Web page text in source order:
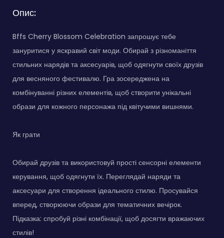
Опис:
Bffs Cherry Blossom Celebration запрошує тебе
зануритися у яскравий світ моди. Обирай з різноманіття
стильних нарядів та аксесуарів, щоб одягнути своїх друзів
для весняного фестивалю. Гра зосереджена на
комбінуванні різних елементів, щоб створити унікальні
образи для кожного персонажа під квітучими вишнями.
Як грати
Обирай друзів та використовуй прості сенсорні елементи
керування, щоб одягнути їх. Переглядай наряди та
аксесуари для створення ідеального стилю. Просувайся
вперед, створюючи образи для тематичних вечірок.
Підказка: спробуй різні комбінації, щоб досягти вражаючих
стилів!